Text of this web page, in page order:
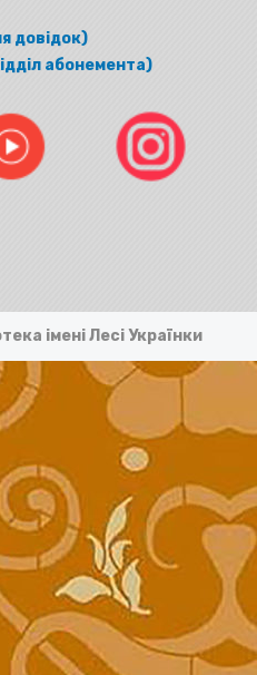
довідок)
абонемента)
імені Лесі Українки